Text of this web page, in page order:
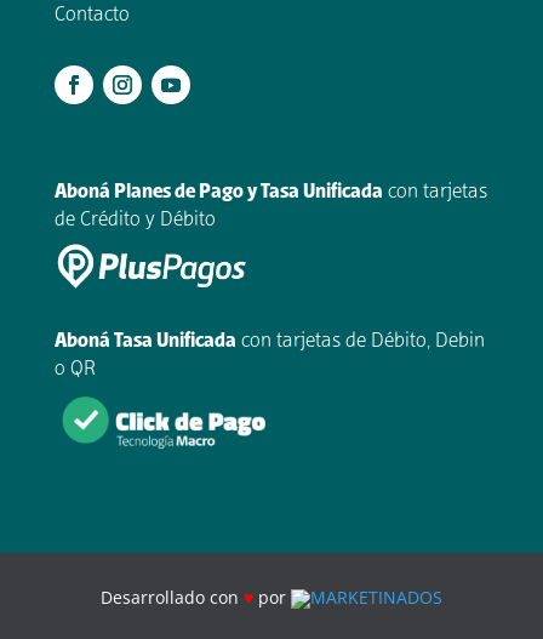
Contacto
Aboná Planes de Pago y Tasa Unificada con tarjetas
de Crédito y Débito
Aboná Tasa Unificada con tarjetas de Débito, Debin
o QR
Desarrollado con ♥ por